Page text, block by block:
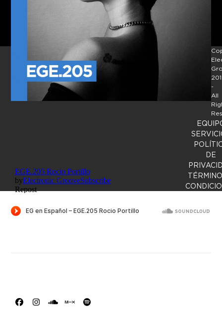
Facebook
Instagram
SoundCloud
MixCloud
Spotify
-
All
DE